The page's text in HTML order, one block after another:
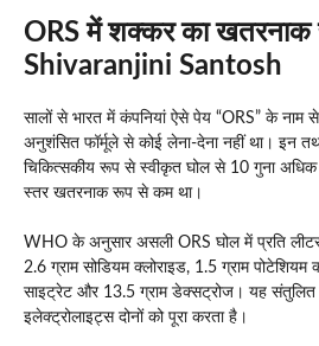
ORS में शक्कर का खतरनाक
Shivaranjini Santosh
सालों से भारत में कंपनियां ऐसे पेय “ORS” के नाम
अनुशंसित फॉर्मूले से कोई लेना-देना नहीं था। इन
चिकित्सकीय रूप से स्वीकृत घोल से 10 गुना
स्तर खतरनाक रूप से कम था।
WHO के अनुसार असली ORS घोल में प्रति लीटर
2.6 ग्राम सोडियम क्लोराइड, 1.5 ग्राम पोटेशियम
साइट्रेट और 13.5 ग्राम डेक्सट्रोज। यह संतुलित
इलेक्ट्रोलाइट्स दोनों को पूरा करता है।